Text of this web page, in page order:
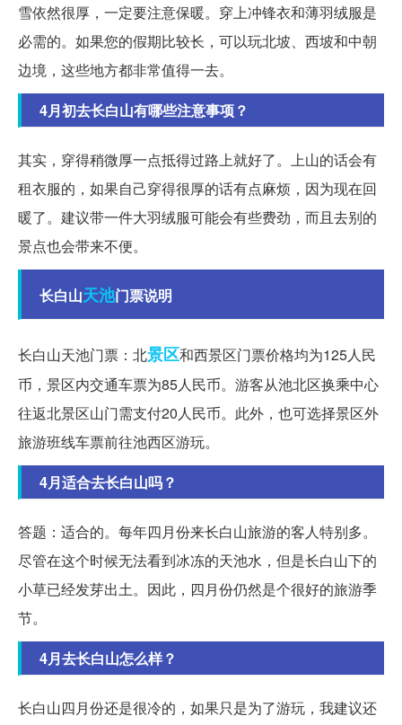
雪依然很厚，一定要注意保暖。穿上冲锋衣和薄羽绒服是
必需的。如果您的假期比较长，可以玩北坡、西坡和中朝
边境，这些地方都非常值得一去。
4月初去长白山有哪些注意事项？
其实，穿得稍微厚一点抵得过路上就好了。上山的话会有
租衣服的，如果自己穿得很厚的话有点麻烦，因为现在回
暖了。建议带一件大羽绒服可能会有些费劲，而且去别的
景点也会带来不便。
长白山天池门票说明
长白山天池门票：北景区和西景区门票价格均为125人民
币，景区内交通车票为85人民币。游客从池北区换乘中心
往返北景区山门需支付20人民币。此外，也可选择景区外
旅游班线车票前往池西区游玩。
4月适合去长白山吗？
答题：适合的。每年四月份来长白山旅游的客人特别多。
尽管在这个时候无法看到冰冻的天池水，但是长白山下的
小草已经发芽出土。因此，四月份仍然是个很好的旅游季
节。
4月去长白山怎么样？
长白山四月份还是很冷的，如果只是为了游玩，我建议还